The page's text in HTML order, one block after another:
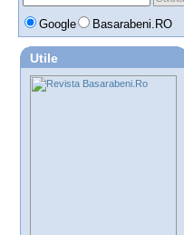
Google Basarabeni.RO
Utile